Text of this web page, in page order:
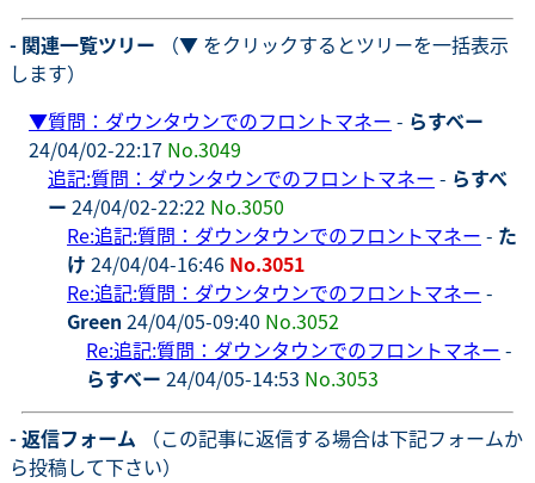
- 関連一覧ツリー （▼ をクリックするとツリーを一括表示
します）
▼質問：ダウンタウンでのフロントマネー - らすべー
24/04/02-22:17 No.3049
追記:質問：ダウンタウンでのフロントマネー - らすべ
ー 24/04/02-22:22 No.3050
Re:追記:質問：ダウンタウンでのフロントマネー - た
け 24/04/04-16:46 No.3051
Re:追記:質問：ダウンタウンでのフロントマネー -
Green 24/04/05-09:40 No.3052
Re:追記:質問：ダウンタウンでのフロントマネー -
らすべー 24/04/05-14:53 No.3053
- 返信フォーム （この記事に返信する場合は下記フォームか
ら投稿して下さい）